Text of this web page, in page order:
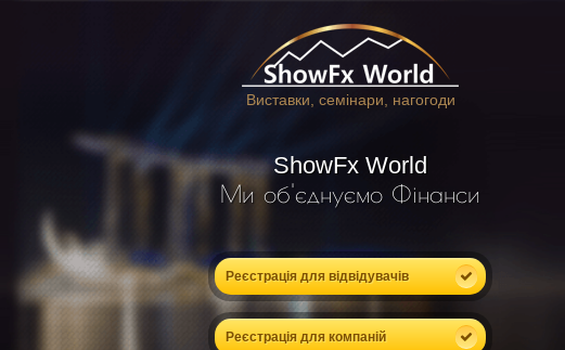
Виставки, семінари, нагогоди
ShowFx World
Ми об'єднуємо Фінанси
Реєстрація для відвідувачів
Реєстрація для компаній